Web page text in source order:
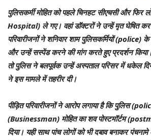
पुलिसकर्मी मोहित को पहले चिनहट सीएचसी और फिर
Hospital) ले गए। वहां डॉक्टरों ने उन्हें मृत घेषित कर
परिवारीजनों ने शनिवार शाम पुलिसकर्मियों (police)
और उन्हें सस्पेंड करने की मांग करते हुए प्रदर्शन
तो पुलिस ने बलपूर्वक उन्हें अस्पताल परिसर में धकेल
ने इस मामले में तहरीर दी।
पीड़ित परिवारीजनों ने आरोप लगाया है कि पुलिस
(Businessman) मोहित का शव पोस्टमॉर्टम
दिया। यही साथ पांच लोगों को भी दबाव बनाकर